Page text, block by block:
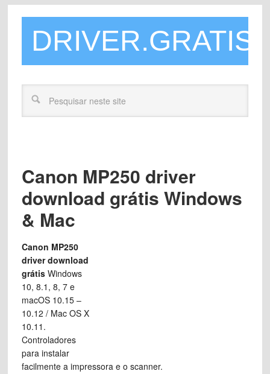
DRIVER.GRATIS
Canon MP250 driver
download grátis Windows
& Mac
Canon MP250
driver download
grátisWindows
10, 8.1, 8, 7 e
macOS 10.15 –
10.12 / Mac OS X
10.11.
Controladores
para instalar
facilmente a impressora e o scanner.